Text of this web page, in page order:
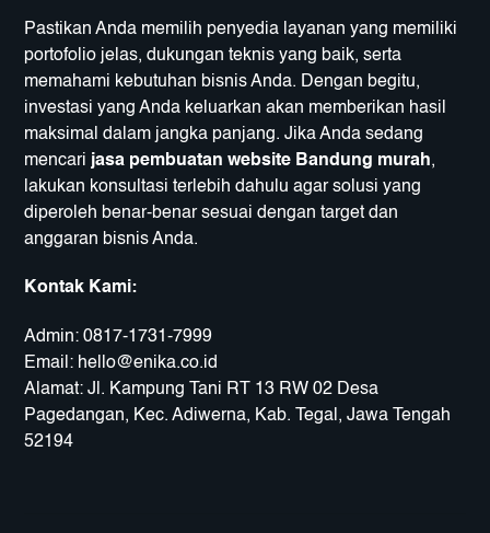
Pastikan Anda memilih penyedia layanan yang memiliki
portofolio jelas, dukungan teknis yang baik, serta
memahami kebutuhan bisnis Anda. Dengan begitu,
investasi yang Anda keluarkan akan memberikan hasil
maksimal dalam jangka panjang. Jika Anda sedang
mencari jasa pembuatan website Bandung murah,
lakukan konsultasi terlebih dahulu agar solusi yang
diperoleh benar-benar sesuai dengan target dan
anggaran bisnis Anda.
Kontak Kami:
Admin:0817-1731-7999
Email: hello@enika.co.id
Alamat: Jl. Kampung Tani RT 13 RW 02 Desa
Pagedangan, Kec. Adiwerna, Kab. Tegal, Jawa Tengah
52194